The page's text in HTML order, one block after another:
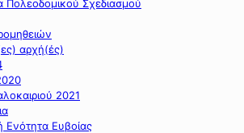
Πολεοδομικού Σχεδιασμού
αρχή(ές)
2021
Ενότητα Ευβοίας